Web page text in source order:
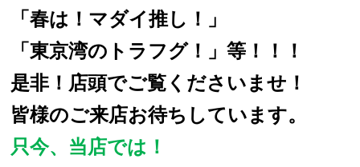
「春は！マダイ推し！」
「東京湾のトラフグ！」等！！！
是非！店頭でご覧くださいませ！
皆様のご来店お待ちしています。
只今、当店では！